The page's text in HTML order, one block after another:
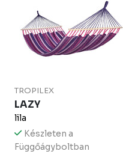
TROPILEX
LAZY
lila
Készleten a
Függőágyboltban